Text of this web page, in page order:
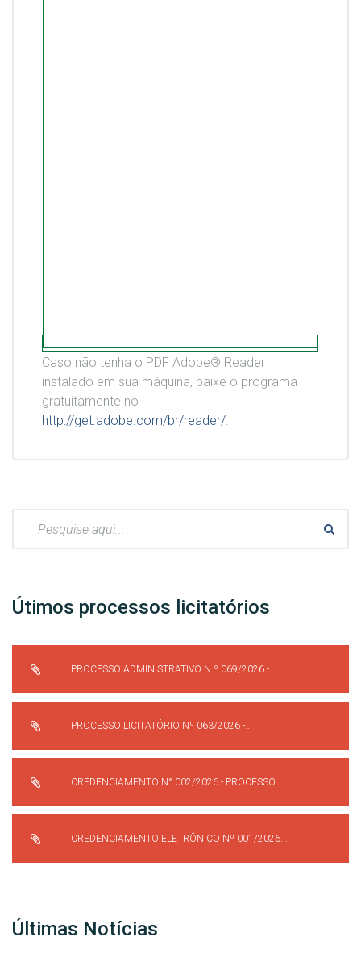
Caso não tenha o PDF Adobe® Reader
instalado em sua máquina, baixe o programa
gratuitamente no
http://get.adobe.com/br/reader/.
Útimos processos licitatórios
PROCESSO ADMINISTRATIVO N.º 069/2026 -...
PROCESSO LICITATÓRIO Nº 063/2026 -...
CREDENCIAMENTO N° 002/2026 - PROCESSO...
CREDENCIAMENTO ELETRÔNICO Nº 001/2026...
Últimas Notícias